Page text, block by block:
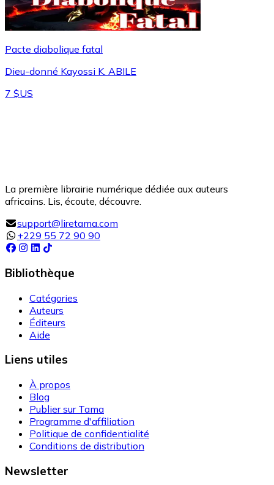
Pacte diabolique fatal
Dieu-donné Kayossi K. ABILE
7 $US
La première librairie numérique dédiée aux auteurs
africains. Lis, écoute, découvre.
support@liretama.com
+229 55 72 90 90
Bibliothèque
Catégories
Auteurs
Éditeurs
Aide
Liens utiles
À propos
Blog
Publier sur Tama
Programme d'affiliation
Politique de confidentialité
Conditions de distribution
Newsletter